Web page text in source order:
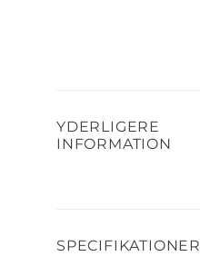
YDERLIGERE
INFORMATION
SPECIFIKATIONER